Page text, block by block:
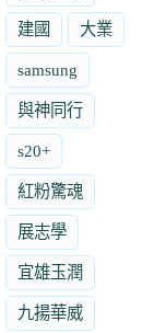
建國 大業
samsung
與神同行
s20+
紅粉驚魂
展志學
宜雄玉潤
九揚華威